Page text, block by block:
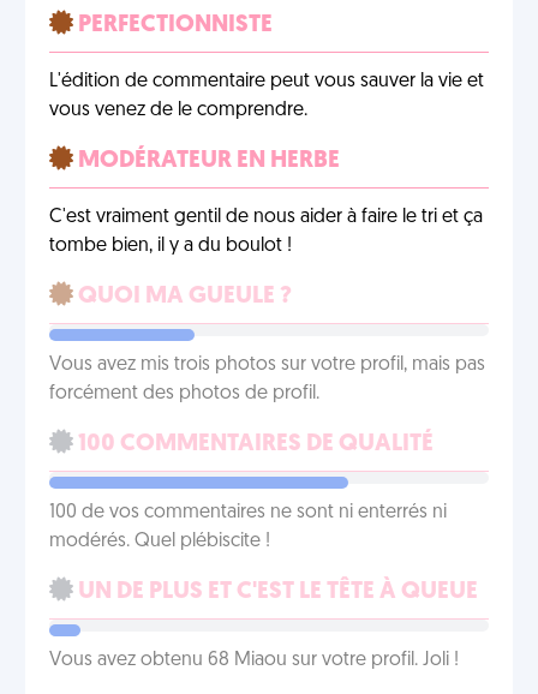
PERFECTIONNISTE
L'édition de commentaire peut vous sauver la vie et
vous venez de le comprendre.
MODÉRATEUR EN HERBE
C'est vraiment gentil de nous aider à faire le tri et ça
tombe bien, il y a du boulot !
QUOI MA GUEULE ?
Vous avez mis trois photos sur votre profil, mais pas
forcément des photos de profil.
100 COMMENTAIRES DE QUALITÉ
100 de vos commentaires ne sont ni enterrés ni
modérés. Quel plébiscite !
UN DE PLUS ET C'EST LE TÊTE À QUEUE
Vous avez obtenu 68 Miaou sur votre profil. Joli !